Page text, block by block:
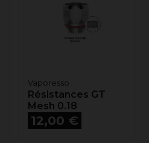
Vaporesso
Résistances GT
Mesh 0.18
Prix
12,00 €